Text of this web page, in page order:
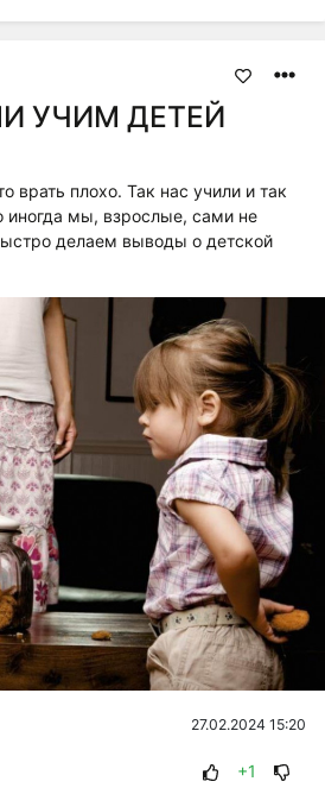
УЧИМ ДЕТЕЙ
врать плохо. Так нас учили и так
иногда мы, взрослые, сами не
делаем выводы о детской
27.02.2024 15:20
+1